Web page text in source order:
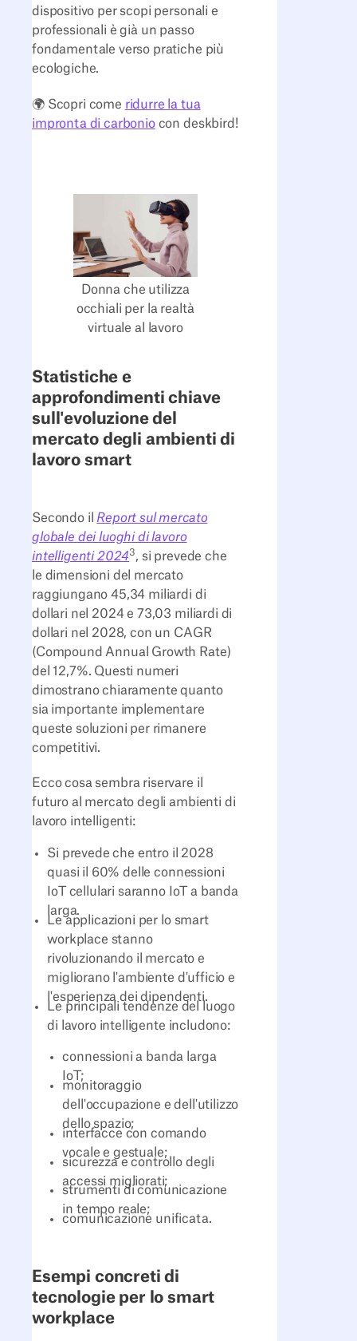
dispositivo per scopi personali e
professionali è già un passo
fondamentale verso pratiche più
ecologiche.
🌍 Scopri come ridurre la tua
impronta di carboniocon deskbird!
Donna che utilizza
occhiali per la realtà
virtuale al lavoro
Statistiche e
approfondimenti chiave
sull'evoluzione del
mercato degli ambienti di
lavoro smart
Secondo il Report sul mercato
globale dei luoghi di lavoro
intelligenti 20243, si prevede che
le dimensioni del mercato
raggiungano 45,34 miliardi di
dollari nel 2024 e 73,03 miliardi di
dollari nel 2028, con un CAGR
(Compound Annual Growth Rate)
del 12,7%. Questi numeri
dimostrano chiaramente quanto
sia importante implementare
queste soluzioni per rimanere
competitivi.
Ecco cosa sembra riservare il
futuro al mercato degli ambienti di
lavoro intelligenti:
Si prevede che entro il 2028
quasi il 60% delle connessioni
IoT cellulari saranno IoT a banda
larga.
Le applicazioni per lo smart
workplace stanno
rivoluzionando il mercato e
migliorano l'ambiente d'ufficio e
l'esperienza dei dipendenti.
Le principali tendenze del luogo
di lavoro intelligente includono:
connessioni a banda larga
IoT;
monitoraggio
dell'occupazione e dell'utilizzo
dello spazio;
interfacce con comando
vocale e gestuale;
sicurezza e controllo degli
accessi migliorati;
strumenti di comunicazione
in tempo reale;
comunicazione unificata.
Esempi concreti di
tecnologie per lo smart
workplace